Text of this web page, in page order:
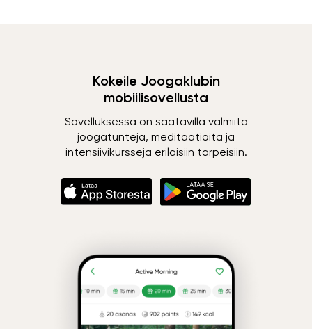
Kokeile Joogaklubin
mobiilisovellusta
Sovelluksessa on saatavilla valmiita
joogatunteja, meditaatioita ja
intensiivikursseja erilaisiin tarpeisiin.